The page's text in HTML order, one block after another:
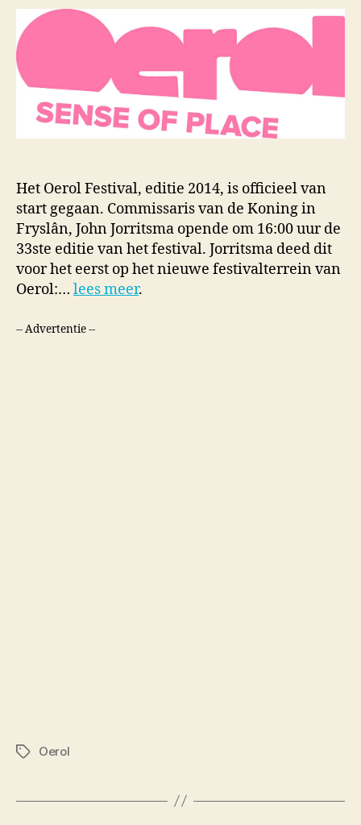
Het Oerol Festival, editie 2014, is officieel van
start gegaan. Commissaris van de Koning in
Fryslân, John Jorritsma opende om 16:00 uur de
33ste editie van het festival. Jorritsma deed dit
voor het eerst op het nieuwe festivalterrein van
Oerol:… lees meer.
-- Advertentie --
TagsOerol